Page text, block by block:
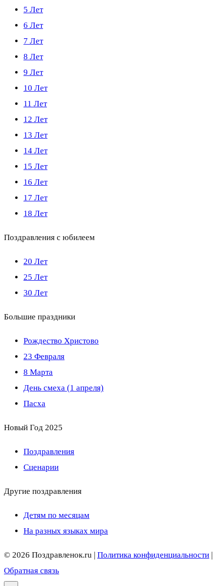
5 Лет
6 Лет
7 Лет
8 Лет
9 Лет
10 Лет
11 Лет
12 Лет
13 Лет
14 Лет
15 Лет
16 Лет
17 Лет
18 Лет
Поздравления с юбилеем
20 Лет
25 Лет
30 Лет
Большие праздники
Рождество Христово
23 Февраля
8 Марта
День смеха (1 апреля)
Пасха
Новый Год 2025
Поздравления
Сценарии
Другие поздравления
Детям по месяцам
На разных языках мира
© 2026 Поздравленок.ru | Политика конфиденциальности |
Обратная связь